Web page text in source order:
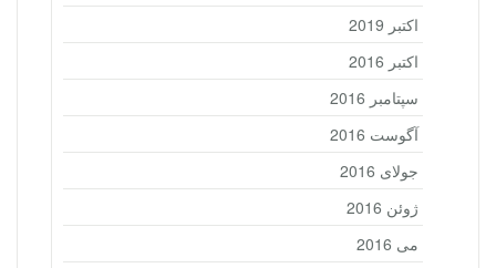
اکتبر 2019
اکتبر 2016
سپتامبر 2016
آگوست 2016
جولای 2016
ژوئن 2016
می 2016